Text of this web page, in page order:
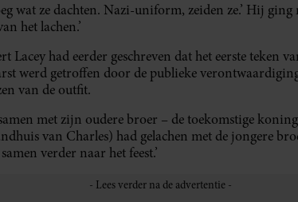
wat ze dachten. Nazi-uniform, zeiden ze.’ Hij
het lachen.’
had eerder geschreven dat het eerste teken
werd getroffen door de publieke
van de outfit.
met zijn oudere broer – de toekomstige
van Charles) had gelachen met de jongere
verder naar het feest.’